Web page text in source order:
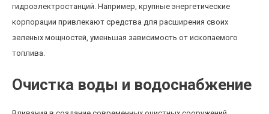
гидроэлектростанций. Например, крупные энергетические
корпорации привлекают средства для расширения своих
зеленых мощностей, уменьшая зависимость от ископаемого
топлива.
Очистка воды и водоснабжение